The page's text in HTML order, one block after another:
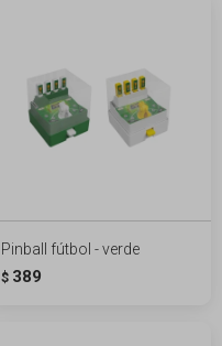
Pinball fútbol - verde
$ 389